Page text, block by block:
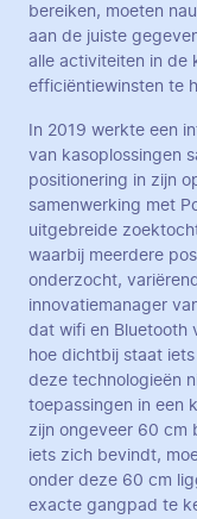
bereiken, moeten
aan de juiste
alle activiteiten in de
efficiëntiewinsten te
In 2019 werkte een
van kasoplossingen
positionering in zijn
samenwerking met
uitgebreide
waarbij meerdere
onderzocht,
innovatiemanager
dat wifi en Bluetooth
hoe dichtbij staat
deze technologieën
toepassingen in een
zijn ongeveer 60 cm
iets zich bevindt,
onder deze 60 cm
exacte gangpad te